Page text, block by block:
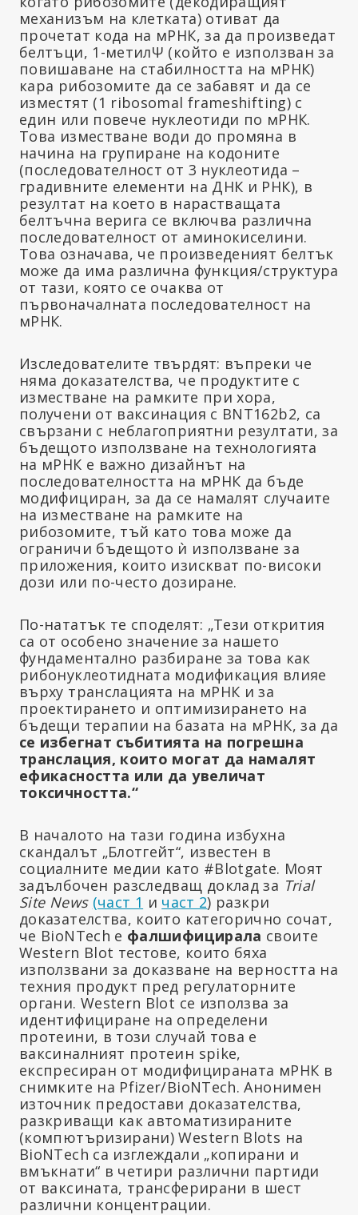
механизъм на клетката) отиват да
прочетат кода на мРНК, за да произведат
белтъци, 1-метилΨ (който е използван за
повишаване на стабилността на мРНК)
кара рибозомите да се забавят и да се
изместят (1 ribosomal frameshifting) с
един или повече нуклеотиди по мРНК.
Това изместване води до промяна в
начина на групиране на кодоните
(последователност от 3 нуклеотида –
градивните елементи на ДНК и РНК), в
резултат на което в нарастващата
белтъчна верига се включва различна
последователност от аминокиселини.
Това означава, че произведеният белтък
може да има различна функция/структура
от тази, която се очаква от
първоначалната последователност на
мРНК.
Изследователите твърдят: въпреки че
няма доказателства, че продуктите с
изместване на рамките при хора,
получени от ваксинация с BNT162b2, са
свързани с неблагоприятни резултати, за
бъдещото използване на технологията
на мРНК е важно дизайнът на
последователността на мРНК да бъде
модифициран, за да се намалят случаите
на изместване на рамките на
рибозомите, тъй като това може да
ограничи бъдещото ѝ използване за
приложения, които изискват по-високи
дози или по-често дозиране.
По-нататък те споделят: „Тези открития
са от особено значение за нашето
фундаментално разбиране за това как
рибонуклеотидната модификация влияе
върху транслацията на мРНК и за
проектирането и оптимизирането на
бъдещи терапии на базата на мРНК, за да
се избегнат събитията на погрешна
транслация, които могат да намалят
ефикасността или да увеличат
токсичността.“
В началото на тази година избухна
скандалът „Блотгейт“, известен в
социалните медии като #Blotgate. Моят
задълбочен разследващ доклад за Trial
Site News (част 1 и част 2) разкри
доказателства, които категорично сочат,
че BioNTech е фалшифицирала своите
Western Blot тестове, които бяха
използвани за доказване на верността на
техния продукт пред регулаторните
органи. Western Blot се използва за
идентифициране на определени
протеини, в този случай това е
ваксиналният протеин spike,
експресиран от модифицираната мРНК в
снимките на Pfizer/BioNTech. Анонимен
източник предостави доказателства,
разкриващи как автоматизираните
(компютъризирани) Western Blots на
BioNTech са изглеждали „копирани и
вмъкнати“ в четири различни партиди
от ваксината, трансферирани в шест
различни концентрации.